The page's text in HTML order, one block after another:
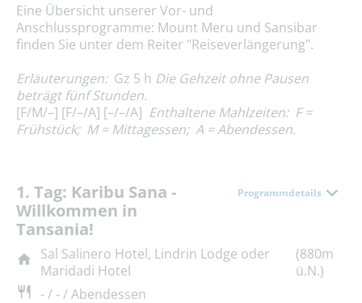
Eine Übersicht unserer Vor- und
Anschlussprogramme: Mount Meru und Sansibar
finden Sie unter dem Reiter "Reiseverlängerung".
Erläuterungen: Gz 5 h Die Gehzeit ohne Pausen
beträgt fünf Stunden.
[F/M/–] [F/–/A] [–/–/A] Enthaltene Mahlzeiten: F =
Frühstück; M = Mittagessen; A = Abendessen.
1. Tag: Karibu Sana -
Willkommen in
Tansania!
Programmdetails
Sal Salinero Hotel, Lindrin Lodge oder
Maridadi Hotel
(880m
ü.N.)
- / - / Abendessen